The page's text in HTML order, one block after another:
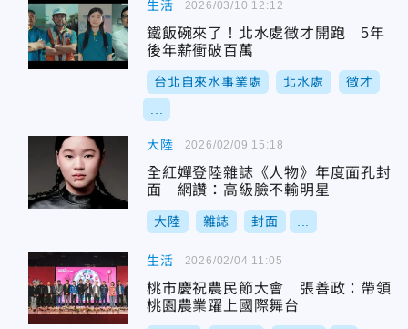
生活
鐵飯碗來了！北水處徵才開跑 5年
後年薪衝破百萬
台北自來水事業處 北水處 徵才
2026/03/10 12:12
大陸
全紅嬋登陸雜誌《人物》年度面孔封
面 網讚：高級臉不輸明星
大陸 雜誌 封面
2026/02/09 15:18
生活
桃市慶祝農民節大會 張善政：帶領
桃園農業躍上國際舞台
2026/02/04 11:05